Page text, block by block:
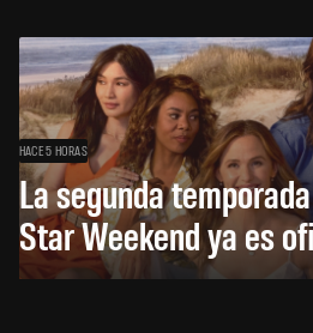
HACE 5 HORAS
La segunda
Star Weekend ya es